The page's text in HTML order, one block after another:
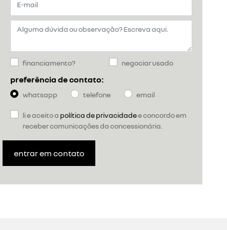
financiamento? negociar usado
preferência de contato:
whatsapp telefone email
li e aceito a política de privacidadee concordo em
receber comunicações da concessionária.
entrar em contato